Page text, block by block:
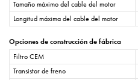
Tamaño máximo del cable del motor
Longitud máxima del cable del motor
Opciones de construcción de fábrica
Filtro CEM
Transistor de freno